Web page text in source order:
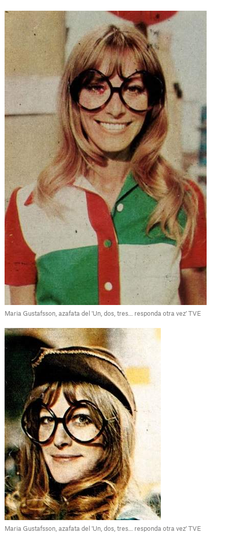
Maria Gustafsson, azafata del 'Un, dos, tres... responda otra vez' TVE
Maria Gustafsson, azafata del 'Un, dos, tres... responda otra vez' TVE